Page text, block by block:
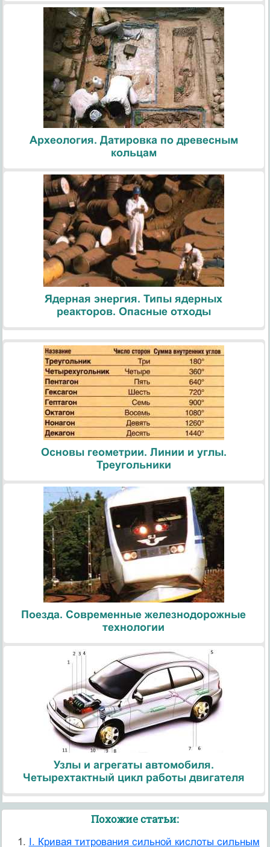
Археология. Датировка по древесным
кольцам
Ядерная энергия. Типы ядерных
реакторов. Опасные отходы
Основы геометрии. Линии и углы.
Треугольники
Поезда. Современные железнодорожные
технологии
Узлы и агрегаты автомобиля.
Четырехтактный цикл работы двигателя
Похожие статьи:
I. Кривая титрования сильной кислоты сильным